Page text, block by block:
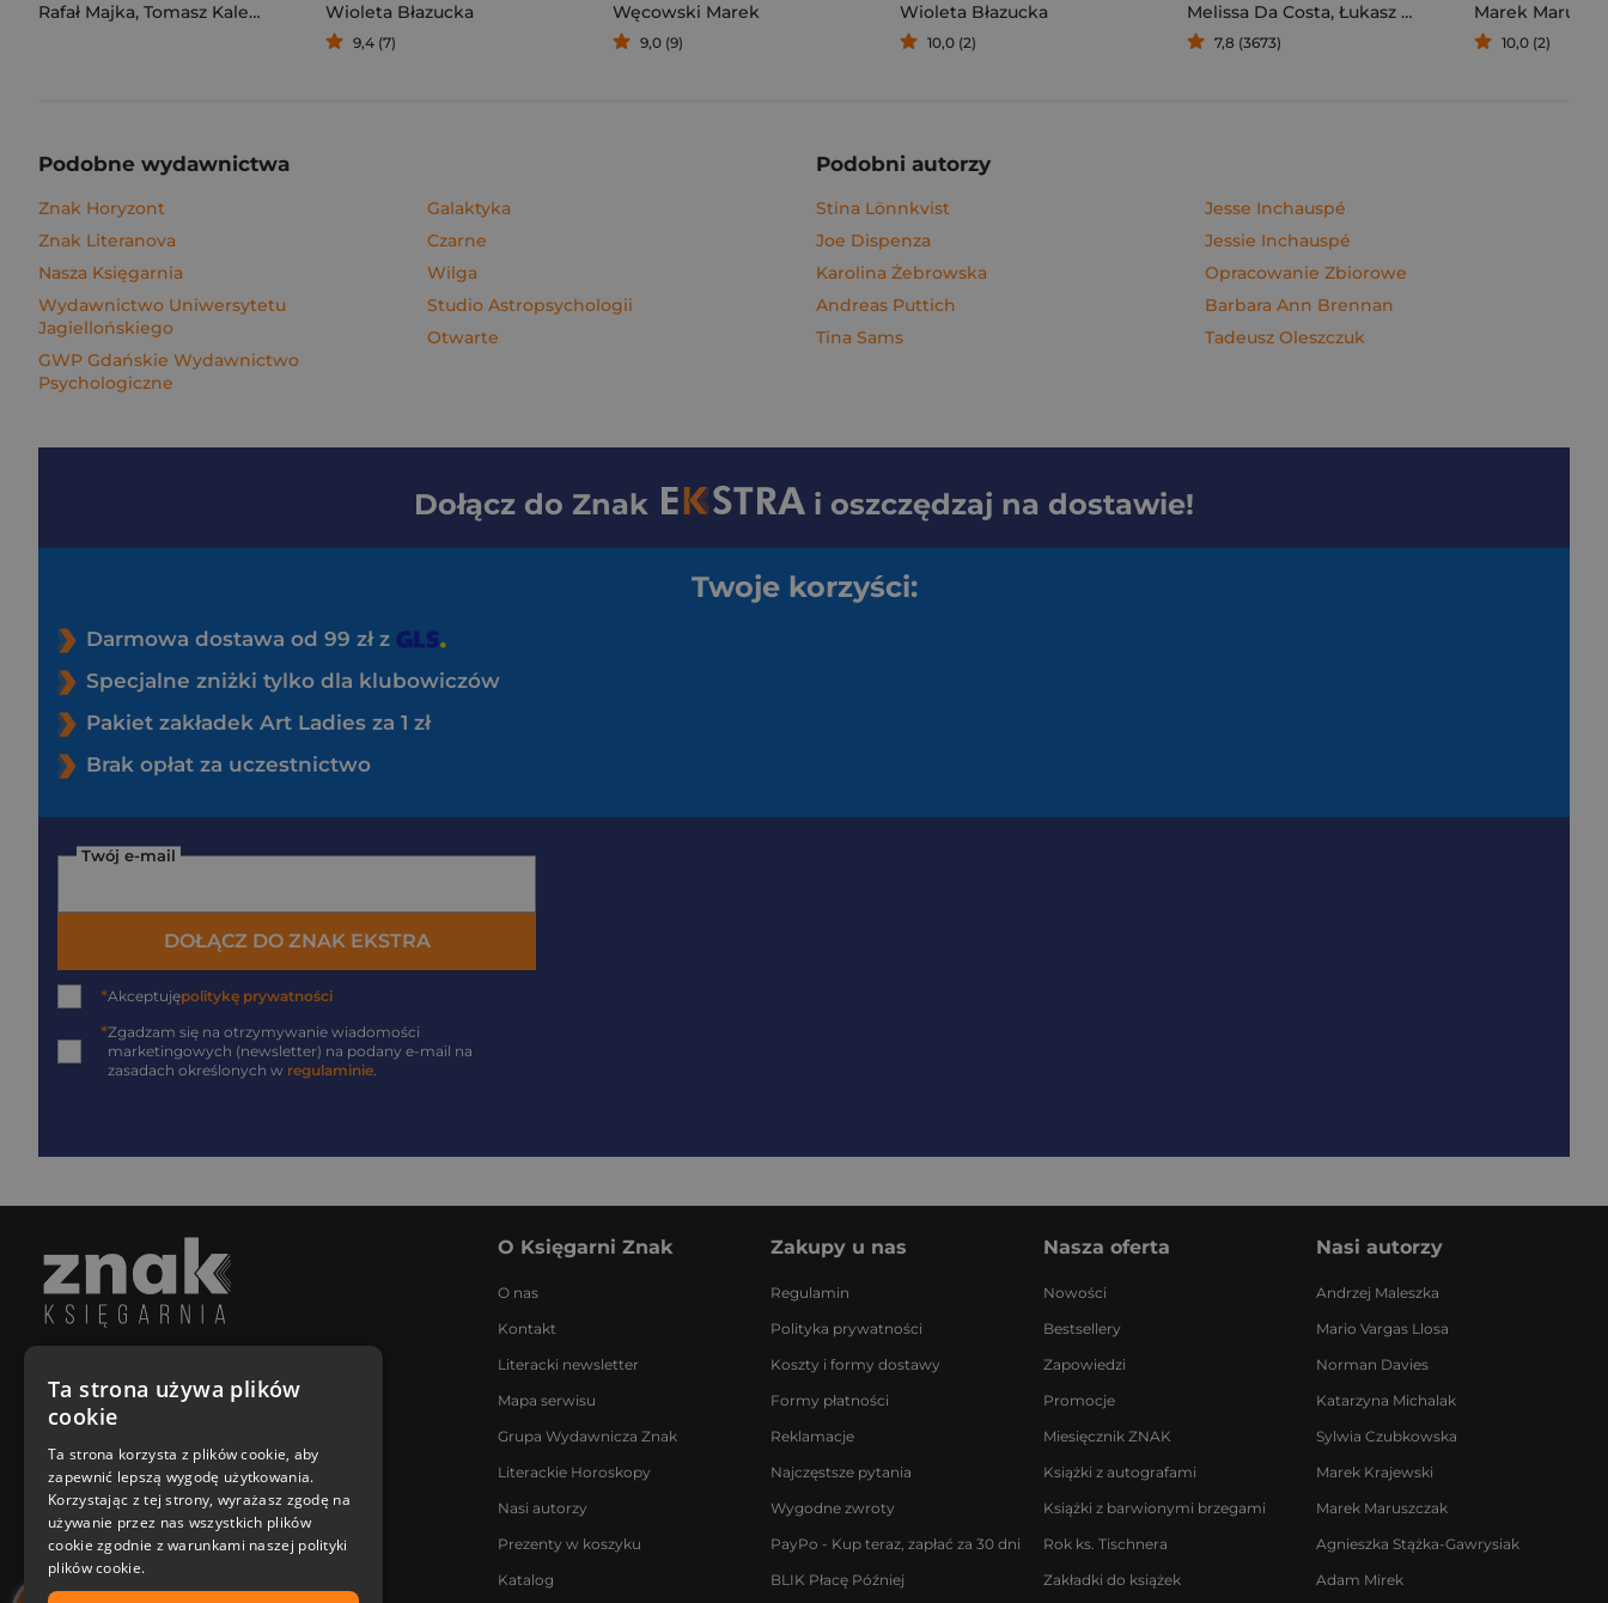
Rafał Majka, Tomasz Kalemba Wioleta Błazucka
9,4 (7)
Węcowski Marek
9,0 (9)
Wioleta Błazucka
10,0 (2)
Melissa Da Costa, Łukasz Müller
7,8 (3673)
Marek
10,0 (2)
Podobne wydawnictwa
Znak Horyzont
Znak Literanova
Nasza Księgarnia
Wydawnictwo Uniwersytetu
Jagiellońskiego
GWP Gdańskie Wydawnictwo
Psychologiczne
Galaktyka
Czarne
Wilga
Studio Astropsychologii
Otwarte
Podobni autorzy
Stina Lönnkvist
Joe Dispenza
Karolina Żebrowska
Andreas Puttich
Tina Sams
Jesse Inchauspé
Jessie Inchauspé
Opracowanie Zbiorowe
Barbara Ann Brennan
Tadeusz Oleszczuk
Dołącz do Znak i oszczędzaj na dostawie!
Twoje korzyści:
Darmowa dostawa od 99 zł z
Specjalne zniżki tylko dla klubowiczów
Pakiet zakładek Art Ladies za 1 zł
Brak opłat za uczestnictwo
Twój e-mail
DOŁĄCZ DO ZNAK EKSTRA
*Akceptujępolitykę prywatności
*Zgadzam się na otrzymywanie wiadomości
marketingowych (newsletter) na podany e-mail na
zasadach określonych w regulaminie.
Poniedziałek - Piątek
8:00 - 18:00
[email protected]
Bądź z nami na bieżąco
O Księgarni Znak
O nas
Kontakt
Literacki newsletter
Mapa serwisu
Grupa Wydawnicza Znak
Literackie Horoskopy
Nasi autorzy
Prezenty w koszyku
Katalog
Zakupy u nas
Regulamin
Polityka prywatności
Koszty i formy dostawy
Formy płatności
Reklamacje
Najczęstsze pytania
Wygodne zwroty
PayPo - Kup teraz, zapłać za 30 dni
BLIK Płacę Później
Nasza oferta
Nowości
Bestsellery
Zapowiedzi
Promocje
Miesięcznik ZNAK
Książki z autografami
Książki z barwionymi brzegami
Rok ks. Tischnera
Zakładki do książek
Nasi autorzy
Andrzej Maleszka
Mario Vargas Llosa
Norman Davies
Katarzyna Michalak
Sylwia Czubkowska
Marek Krajewski
Marek Maruszczak
Agnieszka Stążka-Gawrysiak
Adam Mirek
Ta strona używa plików
cookie
Ta strona korzysta z plików cookie, aby
zapewnić lepszą wygodę użytkowania.
Korzystając z tej strony, wyrażasz zgodę na
używanie przez nas wszystkich plików
cookie zgodnie z warunkami naszej polityki
plików cookie.